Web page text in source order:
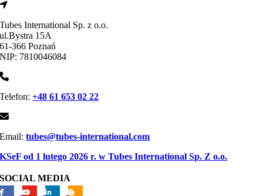
Tubes International Sp. z o.o.
ul.Bystra 15A
61-366 Poznań
NIP: 7810046084
Telefon:+48 61 653 02 22
Email:tubes@tubes-international.com
KSeF od 1 lutego 2026 r. w Tubes International Sp. Z o.o.
SOCIAL MEDIA